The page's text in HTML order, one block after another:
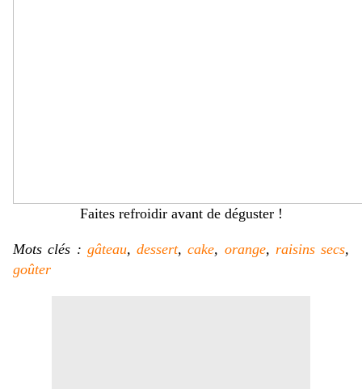
Faites refroidir avant de déguster !
Mots clés : gâteau, dessert,cake, orange, raisins secs,
goûter